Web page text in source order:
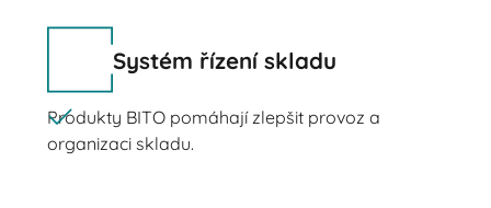
Systém řízení skladu
Produkty BITO pomáhají zlepšit provoz a
organizaci skladu.